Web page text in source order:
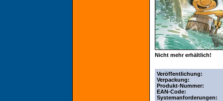
Nicht mehr erhältlich!
Veröffentlichung:
Verpackung:
Produkt-Nummer:
EAN-Code:
Systemanforderungen: